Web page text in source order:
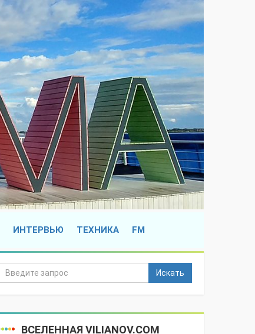
ИНТЕРВЬЮ ТЕХНИКА FM
Искать
ВСЕЛЕННАЯ VILIANOV.COM